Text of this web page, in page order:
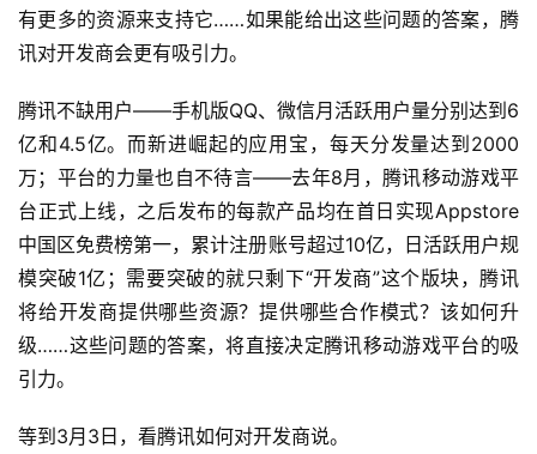
休
闲
戏
2
0
2
5
第
十
三
届
茶
有更多的资源来支持它……如果能给出这些问题的答案，腾
讯对开发商会更有吸引力。
腾讯不缺用户——手机版QQ、微信月活跃用户量分别达到6
亿和4.5亿。而新进崛起的应用宝，每天分发量达到2000
万；平台的力量也自不待言——去年8月，腾讯移动游戏平
台正式上线，之后发布的每款产品均在首日实现Appstore
中国区免费榜第一，累计注册账号超过10亿，日活跃用户规
模突破1亿；需要突破的就只剩下“开发商”这个版块，腾讯
将给开发商提供哪些资源？提供哪些合作模式？该如何升
级……这些问题的答案，将直接决定腾讯移动游戏平台的吸
引力。
等到3月3日，看腾讯如何对开发商说。